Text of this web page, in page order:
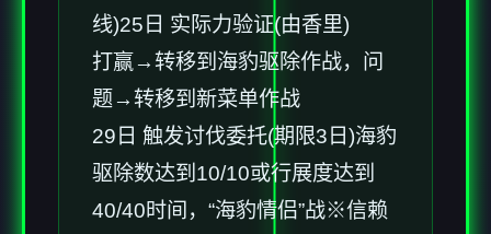
线)25日 实际力验证(由香里)
打赢→转移到海豹驱除作战，问
题→转移到新菜单作战
29日 触发讨伐委托(期限3日)海豹
驱除数达到10/10或行展度达到
40/40时间，“海豹情侣”战※信赖